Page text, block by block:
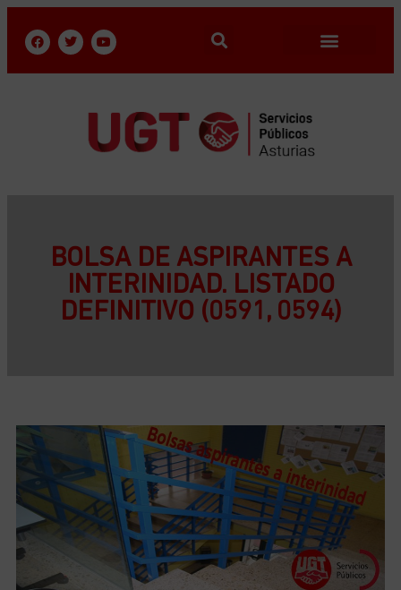
BOLSA DE ASPIRANTES A
INTERINIDAD. LISTADO
DEFINITIVO (0591, 0594)